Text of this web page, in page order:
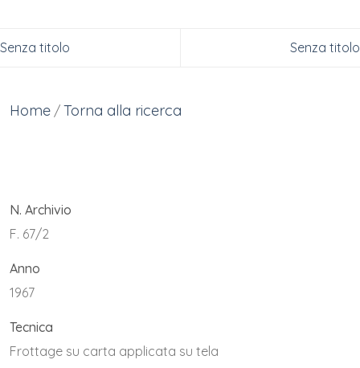
Senza titolo Senza titolo
Home / Torna alla ricerca
N. Archivio
F. 67/2
Anno
1967
Tecnica
Frottage su carta applicata su tela